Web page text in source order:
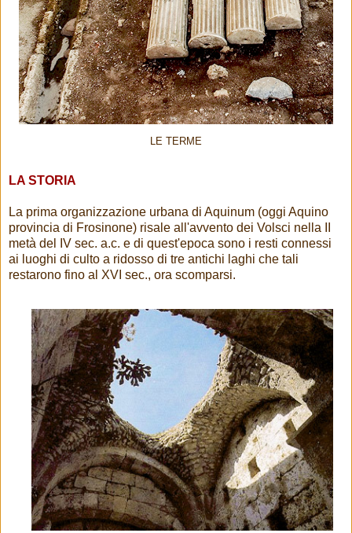
LE TERME
LA STORIA
La prima organizzazione urbana di Aquinum (oggi Aquino
provincia di Frosinone) risale all'avvento dei Volsci nella II
metà del IV sec. a.c. e di quest'epoca sono i resti connessi
ai luoghi di culto a ridosso di tre antichi laghi che tali
restarono fino al XVI sec., ora scomparsi.